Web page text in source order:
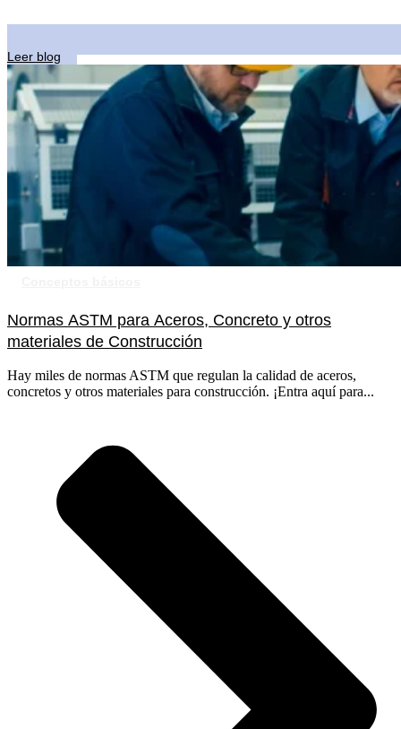
Leer blog
Normas ASTM para Aceros, Concreto y otros
materiales de Construcción
Hay miles de normas ASTM que regulan la calidad de aceros,
concretos y otros materiales para construcción. ¡Entra aquí para...